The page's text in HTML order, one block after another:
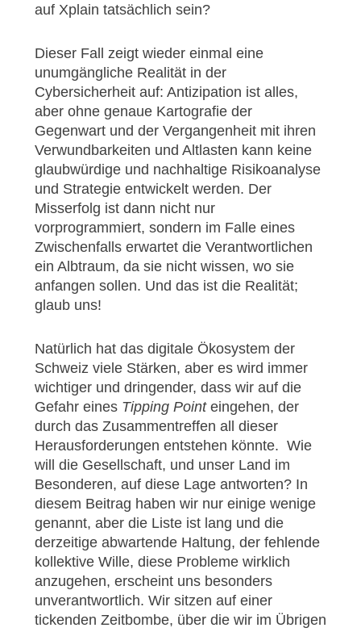
auf Xplain tatsächlich sein?
Dieser Fall zeigt wieder einmal eine
unumgängliche Realität in der
Cybersicherheit auf: Antizipation ist alles,
aber ohne genaue Kartografie der
Gegenwart und der Vergangenheit mit ihren
Verwundbarkeiten und Altlasten kann keine
glaubwürdige und nachhaltige Risikoanalyse
und Strategie entwickelt werden. Der
Misserfolg ist dann nicht nur
vorprogrammiert, sondern im Falle eines
Zwischenfalls erwartet die Verantwortlichen
ein Albtraum, da sie nicht wissen, wo sie
anfangen sollen. Und das ist die Realität;
glaub uns!
Natürlich hat das digitale Ökosystem der
Schweiz viele Stärken, aber es wird immer
wichtiger und dringender, dass wir auf die
Gefahr eines Tipping Pointeingehen, der
durch das Zusammentreffen all dieser
Herausforderungen entstehen könnte. Wie
will die Gesellschaft, und unser Land im
Besonderen, auf diese Lage antworten? In
diesem Beitrag haben wir nur einige wenige
genannt, aber die Liste ist lang und die
derzeitige abwartende Haltung, der fehlende
kollektive Wille, diese Probleme wirklich
anzugehen, erscheint uns besonders
unverantwortlich. Wir sitzen auf einer
tickenden Zeitbombe, über die wir im Übrigen